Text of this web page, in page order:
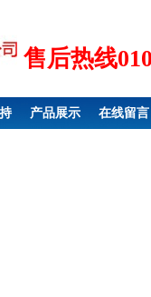
售后热线
产品展示 在线留言